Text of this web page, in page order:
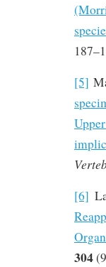
[5]
[6]
304